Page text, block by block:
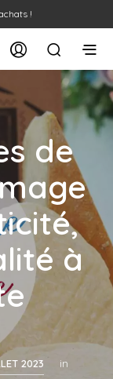
!
de
à
2023
in